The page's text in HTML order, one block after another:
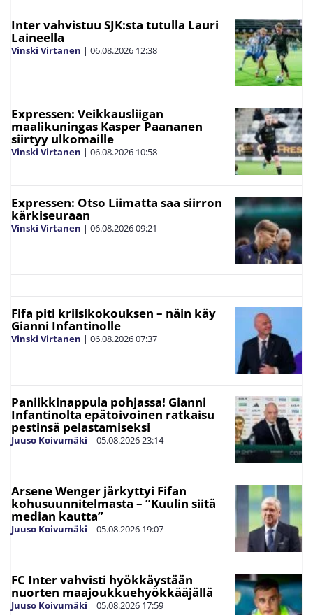
Inter vahvistuu SJK:sta tutulla Lauri
Laineella
Vinski Virtanen | 06.08.2026 12:38
Expressen: Veikkausliigan
maalikuningas Kasper Paananen
siirtyy ulkomaille
Vinski Virtanen | 06.08.2026 10:58
Expressen: Otso Liimatta saa siirron
kärkiseuraan
Vinski Virtanen | 06.08.202609:21
Fifa piti kriisikokouksen – näin käy
Gianni Infantinolle
Vinski Virtanen | 06.08.202607:37
Paniikkinappula pohjassa! Gianni
Infantinolta epätoivoinen ratkaisu
pestinsä pelastamiseksi
Juuso Koivumäki | 05.08.202623:14
Arsene Wenger järkyttyi Fifan
kohusuunnitelmasta – ”Kuulin siitä
median kautta”
Juuso Koivumäki | 05.08.2026 19:07
FC Inter vahvisti hyökkäystään
nuorten maajoukkuehyökkääjällä
Juuso Koivumäki | 05.08.2026 17:59